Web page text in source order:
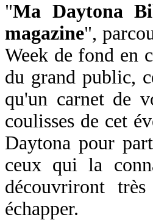
"Ma Daytona
magazine",
Week de fond en
du grand public,
qu'un carnet de
coulisses de cet
Daytona pour
ceux qui la
découvriront
échapper.